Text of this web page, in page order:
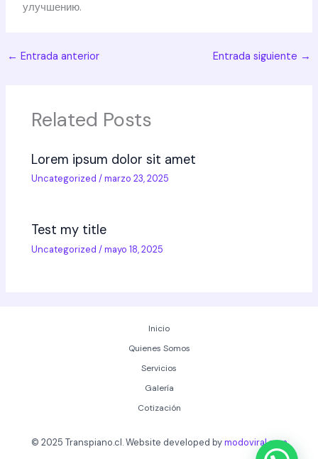
улучшению.
← Entrada anterior Entrada siguiente →
Related Posts
Lorem ipsum dolor sit amet
Uncategorized /marzo 23, 2025
Test my title
Uncategorized /mayo 18, 2025
Inicio
Quienes Somos
Servicios
Galería
Cotización
© 2025 Transpiano.cl. Website developed bymodoviral.com